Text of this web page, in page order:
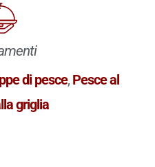
di pesce, Pesce al
griglia